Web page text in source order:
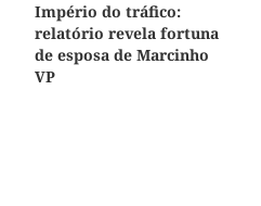
Império do tráfico:
relatório revela fortuna
de esposa de Marcinho
VP